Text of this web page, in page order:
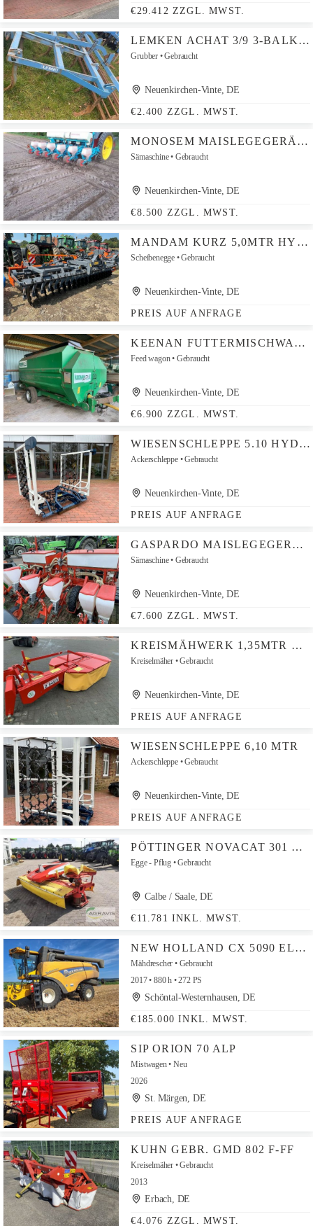
€29.412 ZZGL. MWST.
LEMKEN ACHAT 3/9 3-BALKIGER
Grubber Gebraucht
Neuenkirchen-Vinte, DE
€2.400 ZZGL. MWST.
MONOSEM MAISLEGEGERÄT 6-REIHIG
Sämaschine Gebraucht
Neuenkirchen-Vinte, DE
€8.500 ZZGL. MWST.
MANDAM KURZ 5,0MTR HYDR. KLAPPBAR (RUBIN/CATROS)
Scheibenegge Gebraucht
Neuenkirchen-Vinte, DE
PREIS AUF ANFRAGE
KEENAN FUTTERMISCHWAGEN KLASSIC II FP 140 PADDELMISCHER
Feed wagon Gebraucht
Neuenkirchen-Vinte, DE
€6.900 ZZGL. MWST.
WIESENSCHLEPPE 5.10 HYDRAULISCH KLAPPBAR
Ackerschleppe Gebraucht
Neuenkirchen-Vinte, DE
PREIS AUF ANFRAGE
GASPARDO MAISLEGEGERÄT ST 300 6-REIHIG
Sämaschine Gebraucht
Neuenkirchen-Vinte, DE
€7.600 ZZGL. MWST.
KREISMÄHWERK 1,35MTR UND 1,65M
Kreiselmäher Gebraucht
Neuenkirchen-Vinte, DE
PREIS AUF ANFRAGE
WIESENSCHLEPPE 6,10 MTR
Ackerschleppe Gebraucht
Neuenkirchen-Vinte, DE
PREIS AUF ANFRAGE
PÖTTINGER NOVACAT 301 ALPHA-MOTION ED PRO
Egge - Pflug Gebraucht
Calbe / Saale, DE
€11.781 INKL. MWST.
NEW HOLLAND CX 5090 ELEION IM KUNDENAUFTRAG
Mähdrescher
Gebraucht
2017
880 h 272 PS
Schöntal-Westernhausen, DE
€185.000 INKL. MWST.
SIP ORION 70 ALP
Mistwagen
Neu
2026
St. Märgen, DE
PREIS AUF ANFRAGE
KUHN GEBR. GMD 802 F-FF
Kreiselmäher
Gebraucht
2013
Erbach, DE
€4.076 ZZGL. MWST.